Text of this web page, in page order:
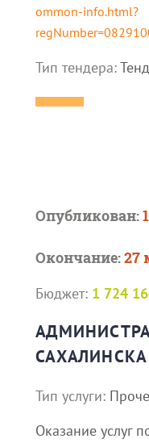
ommon-info.html?
Тип тендера:
Опубликован:
Окончание:27
Бюджет: 1 724
САХАЛИНСКА
Тип услуги:
Оказание услуг